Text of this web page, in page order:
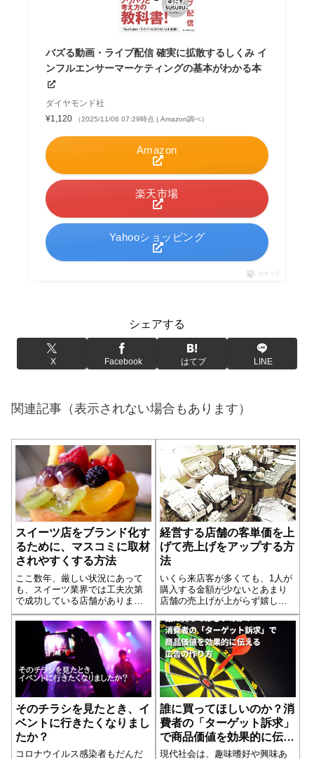
バズる動画・ライブ配信 確実に拡散するしくみ イ
ンフルエンサーマーケティングの基本がわかる本
ダイヤモンド社
¥1,120
（2025/11/06 07:29時点 | Amazon調べ）
Amazon
楽天市場
Yahooショッピング
ポチップ
シェアする
X Facebook はてブ LINE
関連記事（表示されない場合もあります）
スイーツ店をブランド化す
るために、マスコミに取材
されやすくする方法
ここ数年、厳しい状況にあって
も、スイーツ業界では工夫次第
で成功している店舗がありま
す。ある店舗は、スイーツ業界
へ新規参入後、「80m行列」を
ネット通販でアピールし、話題
となってチーズケーキ部門1位を
獲得しました。そのことを今度
はプレスリリー...続きを読む
経営する店舗の客単価を上
げて売上げをアップする方
法
いくら来店客が多くても、1人が
購入する金額が少ないとあまり
店舗の売上げが上がらず嬉しく
ありません。逆に来店客が少な
くても、1人が使う金額が大きい
と、十分お店の経営は成り立ち
ます。今は中国人を代表とする
海外からの爆買いツアーが注目
されてますが...続きを読む
そのチラシを見たとき、イ
ベントに行きたくなりまし
たか？
コロナウイルス感染者もだんだ
誰に買ってほしいのか？消
費者の「ターゲット訴求」
で商品価値を効果的に伝え
る広告の作り方
現代社会は、趣味嗜好や興味あ